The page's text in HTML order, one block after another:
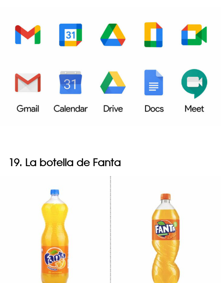
19. La botella de Fanta